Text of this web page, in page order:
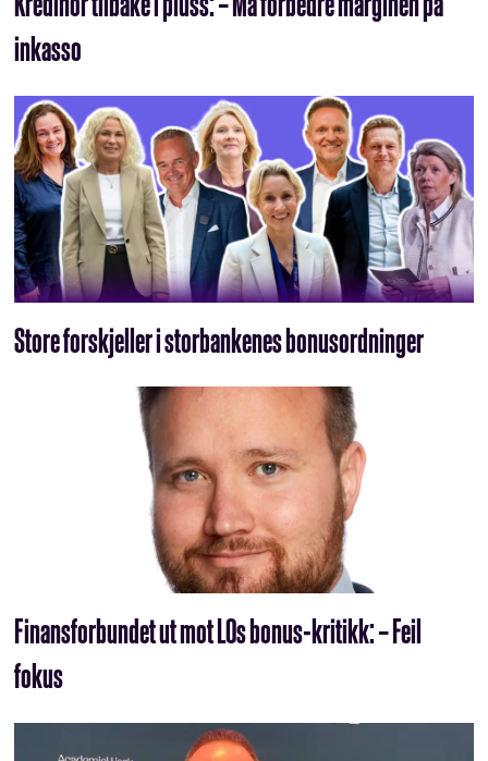
inkasso
Store forskjeller i storbankenes bonusordninger
Finansforbundet ut mot LOs bonus-kritikk: – Feil
fokus